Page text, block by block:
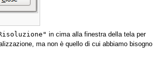
in cima alla finestra della tela per
ma non è quello di cui abbiamo bisogno